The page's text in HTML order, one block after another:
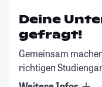
Deine
gefragt!
Gemeinsam
richtigen